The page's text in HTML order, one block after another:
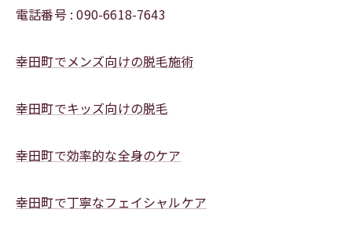
電話番号 : 090-6618-7643
幸田町でメンズ向けの脱毛施術
幸田町でキッズ向けの脱毛
幸田町で効率的な全身のケア
幸田町で丁寧なフェイシャルケア